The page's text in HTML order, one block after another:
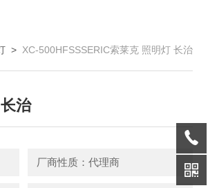
> XC-500HFSSSERIC索莱克 照明灯 长治
治
厂商性质：代理商